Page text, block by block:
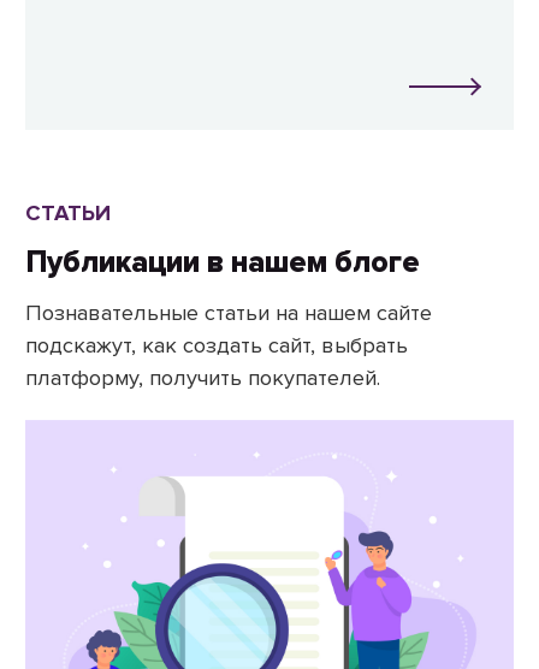
СТАТЬИ
Публикации в нашем блоге
Познавательные статьи на нашем сайте
подскажут, как создать сайт, выбрать
платформу, получить покупателей.